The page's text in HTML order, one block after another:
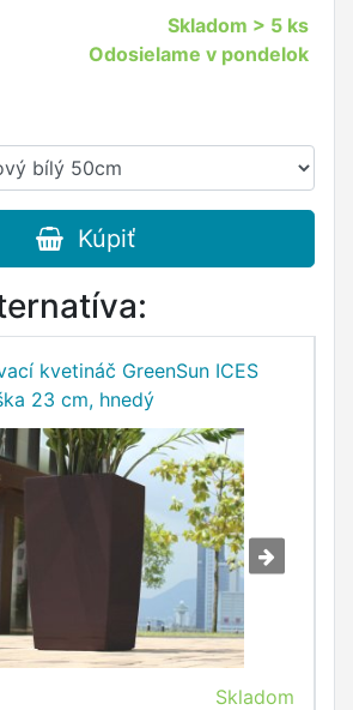
Skladom > 5 ks
Odosielame v pondelok
Kúpiť
kvetináč GreenSun ICES
23 cm, hnedý
Skladom